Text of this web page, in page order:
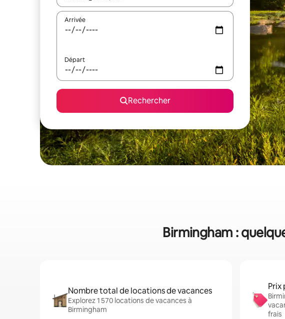
Arrivée
Départ
Rechercher
Birmingham :
Nombre total de locations de vacances
Explorez 1 570 locations de vacances à
Birmingham
Prix
frais